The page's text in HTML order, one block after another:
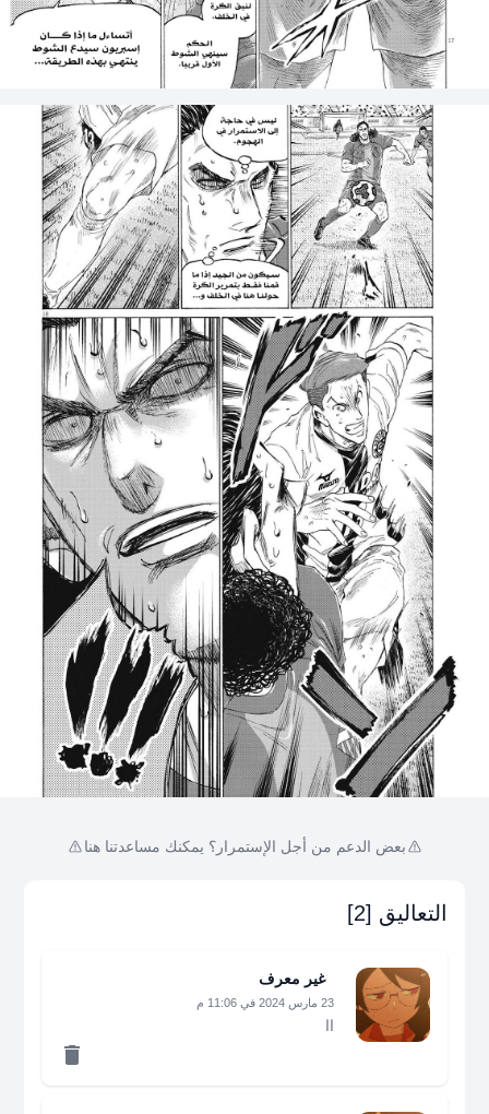
بعض الدعم من أجل الإستمرار؟ يمكنك مساعدتنا هنا
التعاليق [2]
غير معرف
23 مارس 2024 في 11:06 م
اا